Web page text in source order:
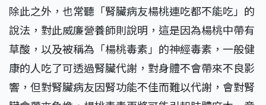
除此之外，也常聽「腎臟病友楊桃連吃都不能吃」的
說法，對此威廉營養師則說明，這是因為楊桃中帶有
草酸，以及被稱為「楊桃毒素」的神經毒素，一般健
康的人吃了可透過腎臟代謝，對身體不會帶來不良影
響，但對腎臟病友因腎功能不佳而難以代謝，會對腎